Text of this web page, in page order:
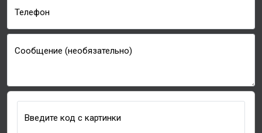
Телефон
Сообщение (необязательно)
Введите код с картинки